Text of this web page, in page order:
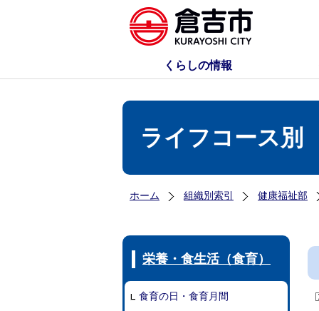
くらしの情報
ライフコース
ホーム 組織別索引 健康福祉部
栄養・食生活（食育）
食育の日・食育月間